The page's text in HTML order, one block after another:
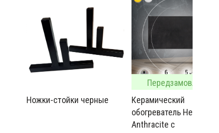
Ножки-стойки черные
Передзамовлення
Керамический
обогреватель Heats 200
Anthracite с